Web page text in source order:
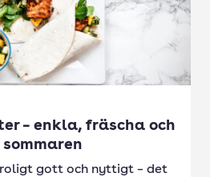
– enkla, fräscha och
gott och nyttigt – det